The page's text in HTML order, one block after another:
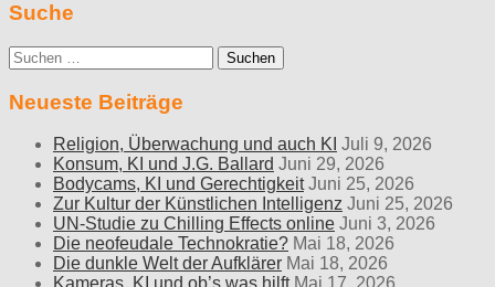
Suche
Suche
nach:
Neueste Beiträge
Religion, Überwachung und auch KI Juli 9, 2026
Konsum, KI und J.G. Ballard Juni 29, 2026
Bodycams, KI und Gerechtigkeit Juni 25, 2026
Zur Kultur der Künstlichen Intelligenz Juni 25, 2026
UN-Studie zu Chilling Effects online Juni 3, 2026
Die neofeudale Technokratie? Mai 18, 2026
Die dunkle Welt der Aufklärer Mai 18, 2026